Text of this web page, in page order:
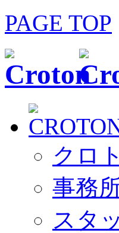
PAGE TOP
クロ
事務
スタ